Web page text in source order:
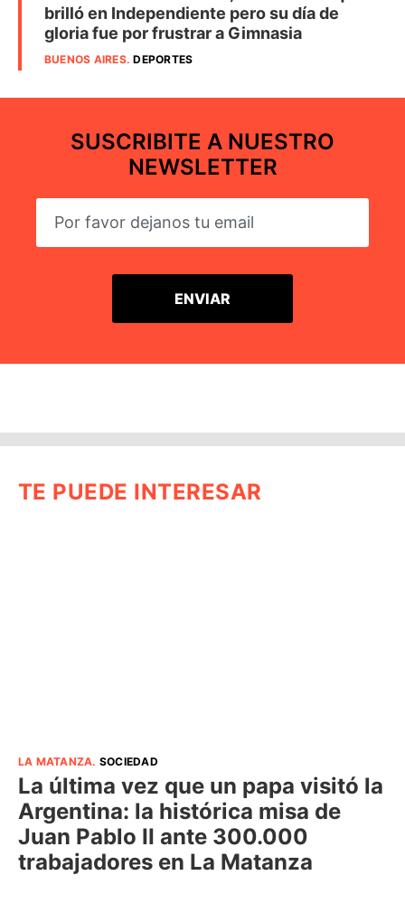
brilló en Independiente pero su día de
gloria fue por frustrar a Gimnasia
BUENOS AIRES.DEPORTES
SUSCRIBITE A NUESTRO
NEWSLETTER
TE PUEDE INTERESAR
LA MATANZA. SOCIEDAD
La última vez que un papa visitó la
Argentina: la histórica misa de
Juan Pablo II ante 300.000
trabajadores en La Matanza